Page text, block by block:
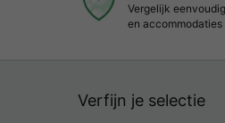
Vergelijk
en accommodaties
Verfijn je selectie